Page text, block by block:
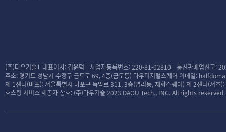
(주)다우기술 대표이사: 김윤덕 사업자등록번호: 220-81-02810
통신판매업신고:
주소: 경기도 성남시 수정구 금토로 69, 4층(금토동) 다우디지털스퀘어 이메일:
제 1센터(마포): 서울특별시 마포구 독막로 311, 3층(염리동, 재화스퀘어) 제 2센터(서초
호스팅 서비스 제공자 상호: (주)다우기술2023 DAOU Tech., INC. All rights reserved.